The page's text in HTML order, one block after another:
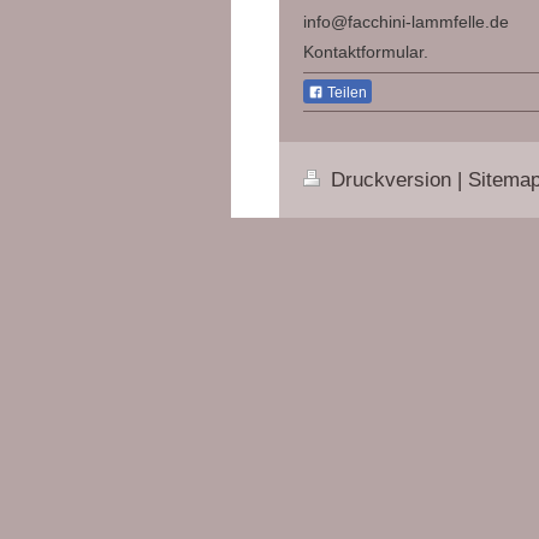
info@facchini-lammfelle.de
Kontaktformular.
Teilen
Druckversion